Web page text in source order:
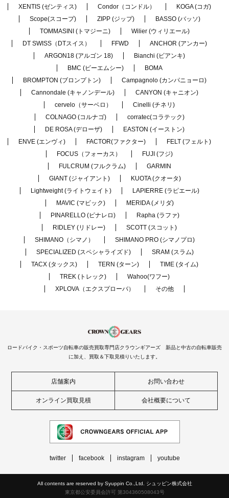
XENTIS (ゼンティス)
Condor（コンドル）
KOGA (コガ)
Scope(スコープ)
ZIPP (ジップ)
BASSO (バッソ)
TOMMASINI (トマジーニ)
Wilier (ウィリエール)
DT SWISS（DTスイス）
FFWD
ANCHOR (アンカー)
ARGON18 (アルゴン 18)
Bianchi (ビアンキ)
BMC (ビーエムシー)
BOMA
BROMPTON (ブロンプトン)
Campagnolo (カンパニョーロ)
Cannondale (キャノンデール)
CANYON (キャニオン)
cervelo（サーベロ）
Cinelli (チネリ)
COLNAGO (コルナゴ)
corratec(コラテック)
DE ROSA (デローザ)
EASTON (イーストン)
ENVE (エンヴィ)
FACTOR(ファクター)
FELT (フェルト)
FOCUS（フォーカス）
FUJI (フジ)
FULCRUM (フルクラム)
GARMIN
GIANT (ジャイアント)
KUOTA (クオータ)
Lightweight (ライトウェイト)
LAPIERRE (ラピエール)
MAVIC (マビック)
MERIDA (メリダ)
PINARELLO (ピナレロ)
Rapha (ラファ)
RIDLEY (リドレー)
SCOTT (スコット)
SHIMANO（シマノ）
SHIMANO PRO (シマノプロ)
SPECIALIZED (スペシャライズド)
SRAM (スラム)
TACX (タックス)
TERN (ターン)
TIME (タイム)
TREK (トレック)
Wahoo(ワフー)
XPLOVA（エクスプローバ）
その他
ロードバイク・スポーツ自転車の販売買取専門店クラウンギアーズ 新品と中古の自転車販売
に加え、買取＆下取見積りいたします。
店舗案内 お問い合わせ
オンライン買取見積 会社概要について
twitter facebook instagram youtube
All contents are reserved by Syuppin Co.,Ltd. シュッピン株式会社
東京都公安委員会許可 第304360508043号